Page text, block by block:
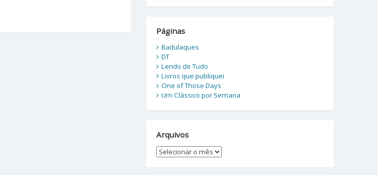
Páginas
Badulaques
DT
Lendo de Tudo
Livros que publiquei
One of Those Days
Um Clássico por Semana
Arquivos
Arquivos